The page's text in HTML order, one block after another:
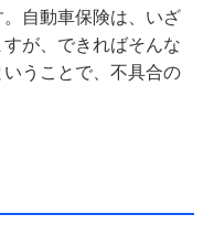
自動車保険は、いざ
が、できればそんな
うことで、不具合の